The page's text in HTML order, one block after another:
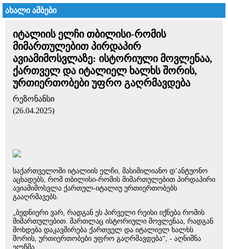
ახალი ამბები
იტალიის ელჩი თბილისი-რომის
მიმართულებით პირდაპირ
ავიამიმოსვლაზე: ისტორიული მოვლენაა,
ქართველ და იტალიელ ხალხს შორის,
ურთიერთობები უფრო გაღრმავდება
რეზონანსი
(26.04.2025)
საქართველოში იტალიის ელჩი, მასიმილიანო დ’ანტუონო
აცხადებს, რომ თბილისი-რომის მიმართულებით პირდაპირი
ავიამიმოსვლა ქართულ-იტალიუ ურთიერთობებს
გააღრმავებს.
„ბედნიერი ვარ, რადგან ეს პირველი რეისი იქნება რომის
მიმართულებით. მართლაც ისტორიული მოვლენაა, რადგან
მოხდება დაკავშირება ქართველ და იტალიელ ხალხს
შორის, ურთიერთობები უფრო გაღრმავდება“, - აღნიშნა
ელჩმა.